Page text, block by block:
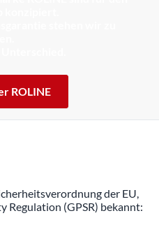
ROLINE
der EU,
Regulation (GPSR) bekannt: